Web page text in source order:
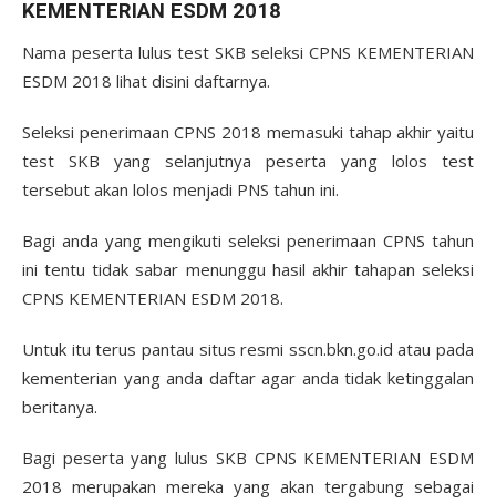
KEMENTERIAN ESDM 2018
Nama peserta lulus test SKB seleksi CPNS KEMENTERIAN
ESDM 2018 lihat disini daftarnya.
Seleksi penerimaan CPNS 2018 memasuki tahap akhir yaitu
test SKB yang selanjutnya peserta yang lolos test
tersebut akan lolos menjadi PNS tahun ini.
Bagi anda yang mengikuti seleksi penerimaan CPNS tahun
ini tentu tidak sabar menunggu hasil akhir tahapan seleksi
CPNS KEMENTERIAN ESDM 2018.
Untuk itu terus pantau situs resmi sscn.bkn.go.id atau pada
kementerian yang anda daftar agar anda tidak ketinggalan
beritanya.
Bagi peserta yang lulus SKB CPNS KEMENTERIAN ESDM
2018 merupakan mereka yang akan tergabung sebagai